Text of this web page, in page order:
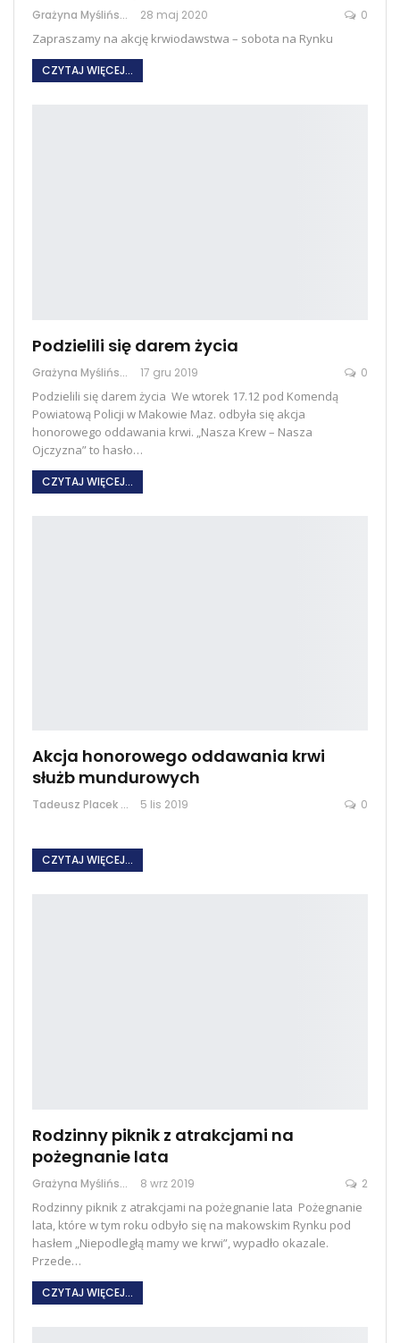
Grażyna Myślińska 28 maj 2020 0
Zapraszamy na akcję krwiodawstwa – sobota na Rynku
CZYTAJ WIĘCEJ...
Podzielili się darem życia
Grażyna Myślińska 17 gru 2019 0
Podzielili się darem życia We wtorek 17.12 pod Komendą
Powiatową Policji w Makowie Maz. odbyła się akcja
honorowego oddawania krwi. „Nasza Krew – Nasza
Ojczyzna” to hasło…
CZYTAJ WIĘCEJ...
Akcja honorowego oddawania krwi
służb mundurowych
Tadeusz Placek 5 lis 2019 0
CZYTAJ WIĘCEJ...
Rodzinny piknik z atrakcjami na
pożegnanie lata
Grażyna Myślińska 8 wrz 2019 2
Rodzinny piknik z atrakcjami na pożegnanie lata Pożegnanie
lata, które w tym roku odbyło się na makowskim Rynku pod
hasłem „Niepodległą mamy we krwi”, wypadło okazale.
Przede…
CZYTAJ WIĘCEJ...